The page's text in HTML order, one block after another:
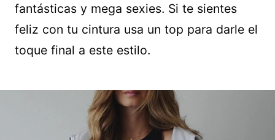
fantásticas y mega sexies. Si te sientes
feliz con tu cintura usa un top para darle el
toque final a este estilo.